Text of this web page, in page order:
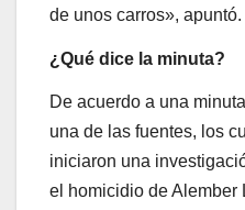
de unos carros», apuntó.
¿Qué dice la minuta?
De acuerdo a una
una de las fuentes, los
iniciaron una
el homicidio de Alember